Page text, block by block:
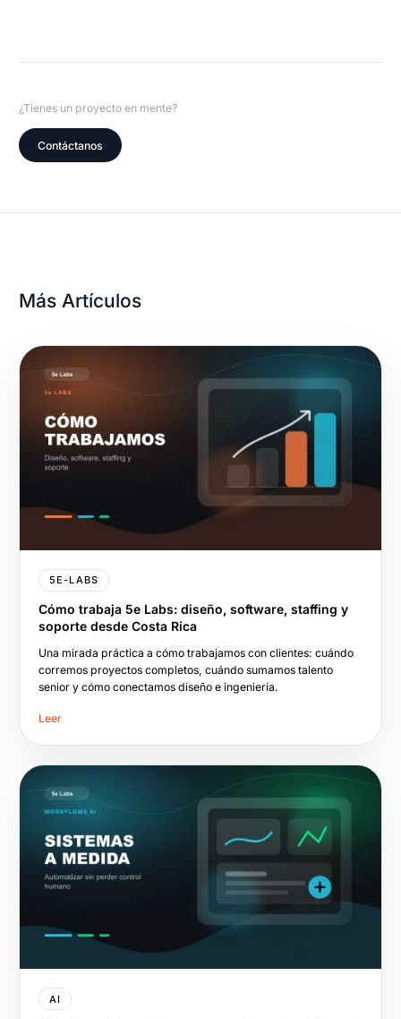
¿Tienes un proyecto en mente?
Contáctanos
Más Artículos
5E-LABS
Cómo trabaja 5e Labs: diseño, software, staffing y
soporte desde Costa Rica
Una mirada práctica a cómo trabajamos con clientes: cuándo
corremos proyectos completos, cuándo sumamos talento
senior y cómo conectamos diseño e ingeniería.
Leer
AI